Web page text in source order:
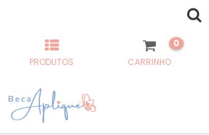
PRODUTOS CARRINHO
0